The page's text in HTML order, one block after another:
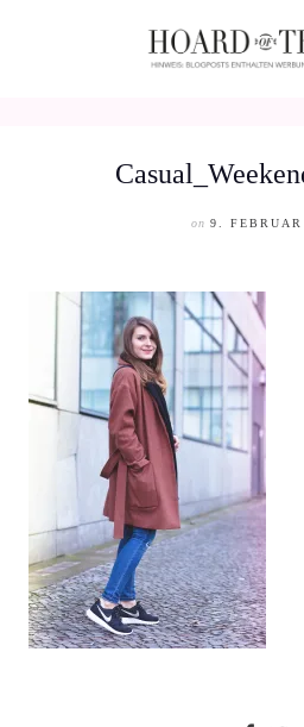
on 9. FEBRUAR